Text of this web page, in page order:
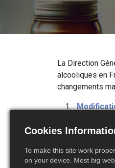
La Direction
alcooliques en
changements
maximale
boissons
pour
Cookies
To make this site work
on your device. Most big